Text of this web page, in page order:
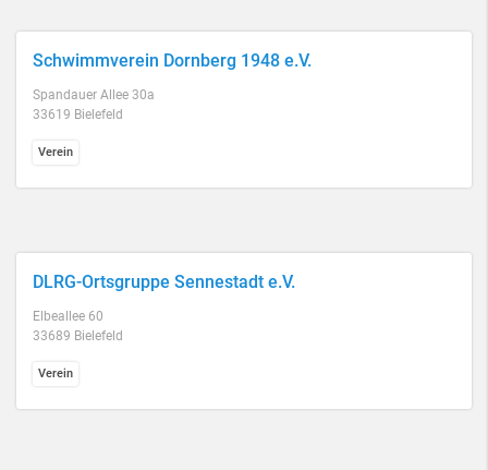
Schwimmverein Dornberg 1948 e.V.
Spandauer Allee 30a
33619 Bielefeld
Verein
DLRG-Ortsgruppe Sennestadt e.V.
Elbeallee 60
33689 Bielefeld
Verein